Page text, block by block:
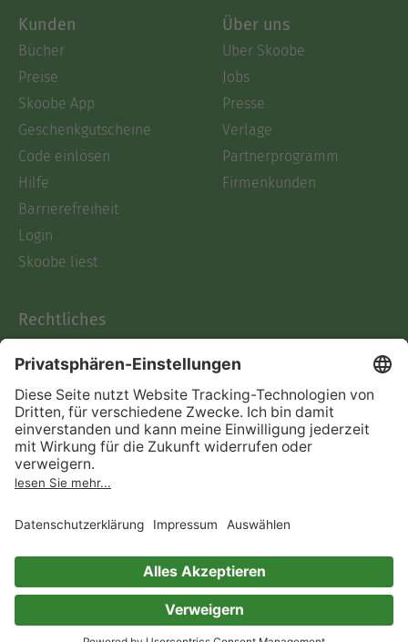
Kunden
Bücher
Preise
Skoobe App
Geschenkgutscheine
Code einlösen
Hilfe
Barrierefreiheit
Login
Skoobe liest
Über uns
Über Skoobe
Jobs
Presse
Verlage
Partnerprogramm
Firmenkunden
Rechtliches
AGB
Informationen nach Data
Act
Verträge hier kündigen
Impressum
Immer ein gutes Buch